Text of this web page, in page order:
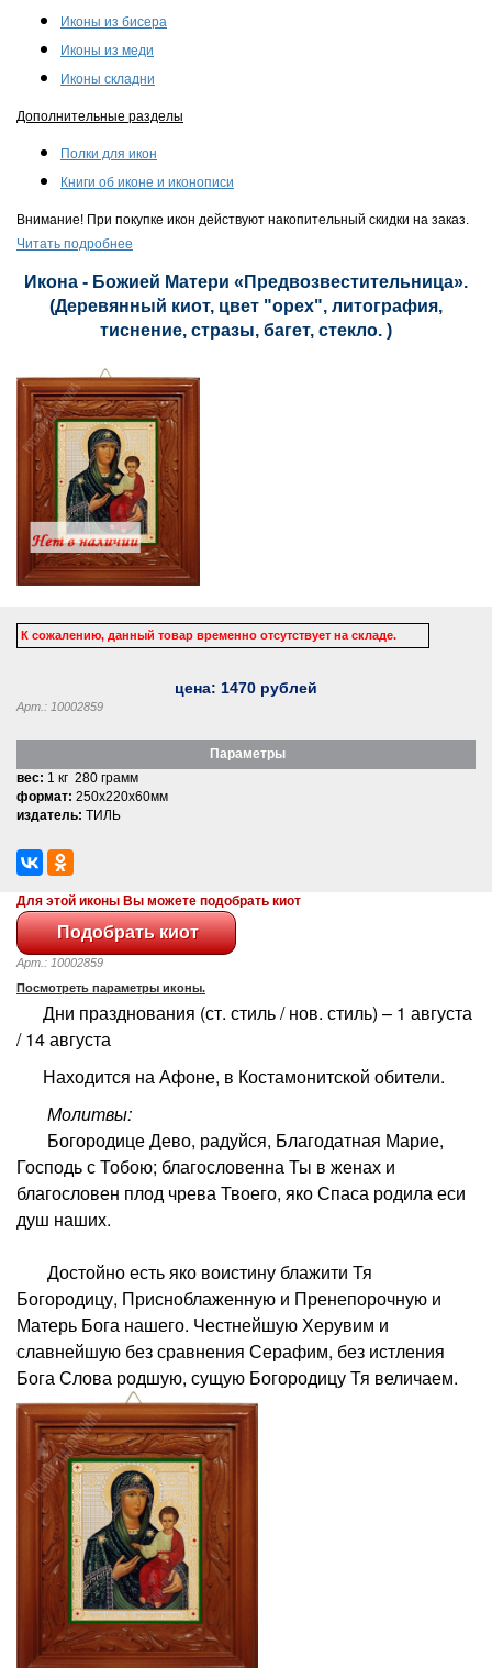
Иконы из бисера
Иконы из меди
Иконы складни
Дополнительные разделы
Полки для икон
Книги об иконе и иконописи
Внимание! При покупке икон действуют накопительный скидки на заказ.
Читать подробнее
Икона - Божией Матери «Предвозвестительница».
(Деревянный киот, цвет "орех", литография,
тиснение, стразы, багет, стекло. )
К сожалению, данный товар временно отсутствует на складе.
цена: 1470 рублей
Арт.: 10002859
Параметры
вес: 1 кг 280 грамм
формат: 250x220x60мм
издатель: ТИЛЬ
Для этой иконы Вы можете подобрать киот
Арт.: 10002859
Посмотреть параметры иконы.
Дни празднования (ст. стиль / нов. стиль) – 1 августа
/ 14 августа
Находится на Афоне, в Костамонитской обители.
Молитвы:
Богородице Дево, радуйся, Благодатная Марие,
Господь с Тобою; благословенна Ты в женах и
благословен плод чрева Твоего, яко Спаса родила еси
душ наших.
Достойно есть яко воистину блажити Тя
Богородицу, Присноблаженную и Пренепорочную и
Матерь Бога нашего. Честнейшую Херувим и
славнейшую без сравнения Серафим, без истления
Бога Слова родшую, сущую Богородицу Тя величаем.